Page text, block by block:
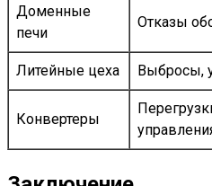
Доменные
печи
Отказы
Литейные цеха Выбросы,
Конвертеры